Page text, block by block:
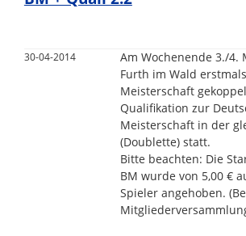
30-04-2014
Am Wochenende 3./4.
Furth im Wald
Meisterschaft
Qualifikation zur
Meisterschaft in der
(Doublette) statt.
Bitte beachten: Die
BM wurde von 5,00 €
Spieler angehoben.